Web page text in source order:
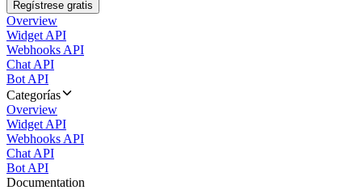
Regístrese gratis
Overview
Widget API
Webhooks API
Chat API
Bot API
Categorías
Overview
Widget API
Webhooks API
Chat API
Bot API
Documentation